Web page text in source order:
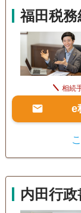
福田税
相続
e
内田行